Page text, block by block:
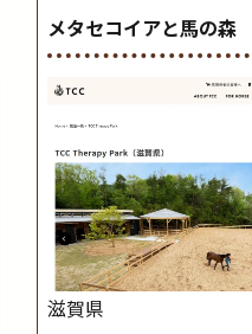
メタセコイアと馬の森
滋賀県